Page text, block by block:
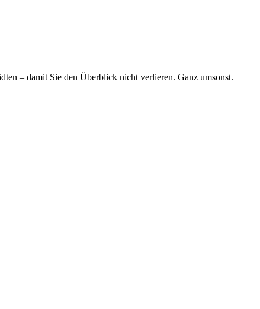
– damit Sie den Überblick nicht verlieren. Ganz umsonst.